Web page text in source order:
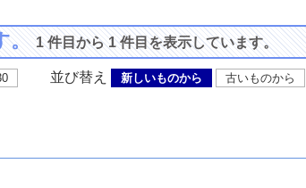
。1 件目から 1 件目を表示しています。
並び替え 新しいものから 古いものから